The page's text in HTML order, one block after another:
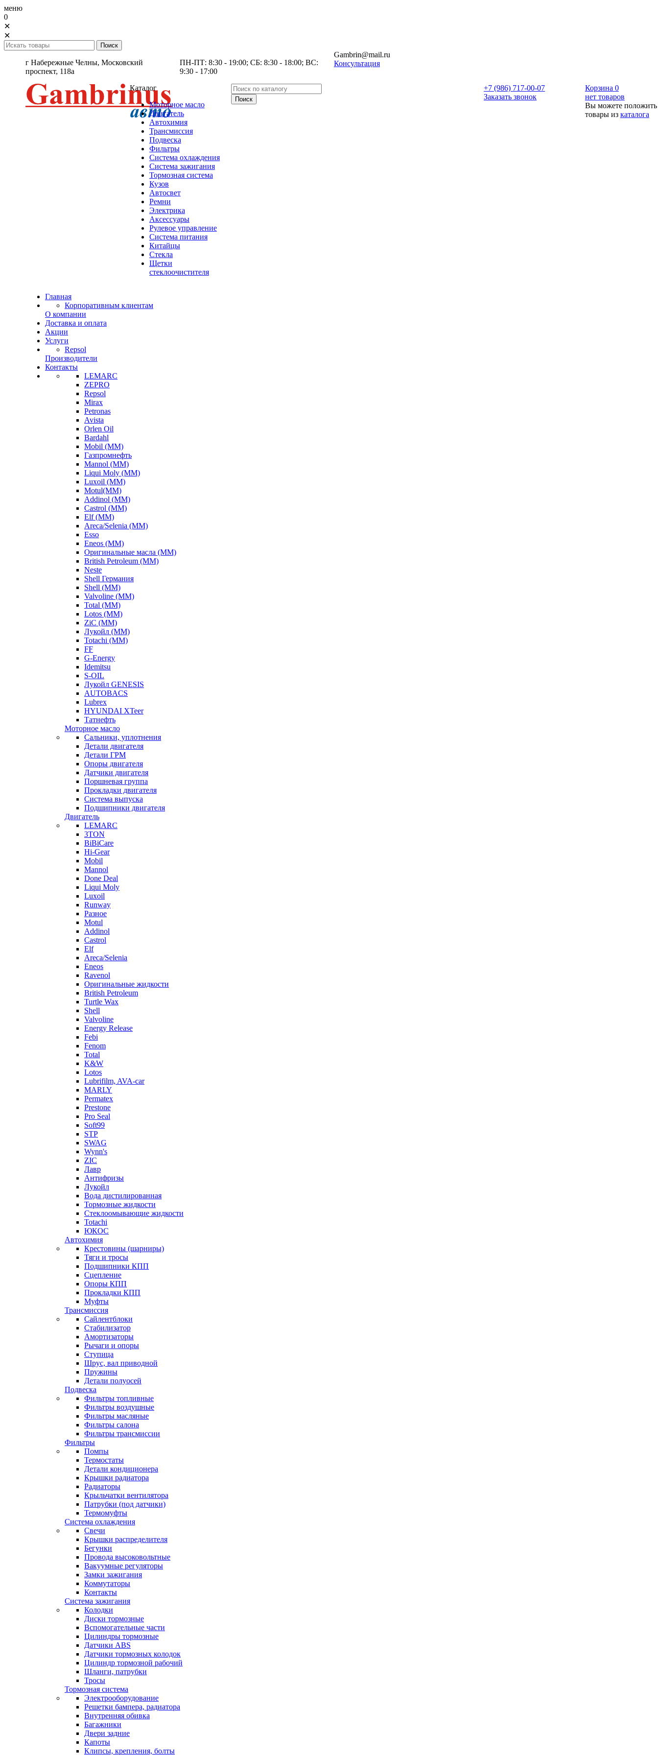
меню
0
✕
✕
г Набережные Челны, Московский
проспект, 118а
ПН-ПТ: 8:30 - 19:00; СБ: 8:30 - 18:00; ВС:
9:30 - 17:00
Gambrin@mail.ru
Консультация
Каталог
Моторное масло
Двигатель
Автохимия
Трансмиссия
Подвеска
Фильтры
Система охлаждения
Система зажигания
Тормозная система
Кузов
Автосвет
Ремни
Электрика
Аксессуары
Рулевое управление
Система питания
Китайцы
Стекла
Щетки
стеклоочистителя
+7 (986) 717-00-07
Заказать звонок
Корзина 0
нет товаров
Вы можете положить
товары из каталога
Главная
Корпоративным клиентам
О компании
Доставка и оплата
Акции
Услуги
Repsol
Производители
Контакты
LEMARC
ZEPRO
Repsol
Mirax
Petronas
Avista
Orlen Oil
Bardahl
Mobil (ММ)
Газпромнефть
Mannol (ММ)
Liqui Moly (ММ)
Luxoil (ММ)
Motul(ММ)
Addinol (ММ)
Castrol (ММ)
Elf (ММ)
Areca/Selenia (ММ)
Esso
Eneos (ММ)
Оригинальные масла (ММ)
British Petroleum (ММ)
Neste
Shell Германия
Shell (ММ)
Valvoline (ММ)
Total (ММ)
Lotos (ММ)
ZiC (ММ)
Лукойл (ММ)
Totachi (MM)
FF
G-Energy
Idemitsu
S-OIL
Лукойл GENESIS
AUTOBACS
Lubrex
HYUNDAI XTeer
Татнефть
Моторное масло
Сальники, уплотнения
Детали двигателя
Детали ГРМ
Опоры двигателя
Датчики двигателя
Поршневая группа
Прокладки двигателя
Система выпуска
Подшипники двигателя
Двигатель
LEMARC
3TON
BiBiCare
Hi-Gear
Mobil
Mannol
Done Deal
Liqui Moly
Luxoil
Runway
Разное
Motul
Addinol
Castrol
Elf
Areca/Selenia
Eneos
Ravenol
Оригинальные жидкости
British Petroleum
Turtle Wax
Shell
Valvoline
Energy Release
Febi
Fenom
Total
K&W
Lotos
Lubrifilm, AVA-car
MARLY
Permatex
Prestone
Pro Seal
Soft99
STP
SWAG
Wynn's
ZIC
Лавр
Антифризы
Лукойл
Вода дистилированная
Тормозные жидкости
Стеклоомывающие жидкости
Totachi
ЮКОС
Автохимия
Крестовины (шарниры)
Тяги и тросы
Подшипники КПП
Сцепление
Опоры КПП
Прокладки КПП
Муфты
Трансмиссия
Сайлентблоки
Стабилизатор
Амортизаторы
Рычаги и опоры
Ступица
Шрус, вал приводной
Пружины
Детали полуосей
Подвеска
Фильтры топливные
Фильтры воздушные
Фильтры масляные
Фильтры салона
Фильтры трансмиссии
Фильтры
Помпы
Термостаты
Детали кондиционера
Крышки радиатора
Радиаторы
Крыльчатки вентилятора
Патрубки (под датчики)
Термомуфты
Система охлаждения
Свечи
Крышки распределителя
Бегунки
Провода высоковольтные
Вакуумные регуляторы
Замки зажигания
Коммутаторы
Контакты
Система зажигания
Колодки
Диски тормозные
Вспомогательные части
Цилиндры тормозные
Датчики ABS
Датчики тормозных колодок
Цилиндр тормозной рабочий
Шланги, патрубки
Тросы
Тормозная система
Электрооборудование
Решетки бампера, радиатора
Внутренняя обивка
Багажники
Двери задние
Капоты
Клипсы, крепления, болты